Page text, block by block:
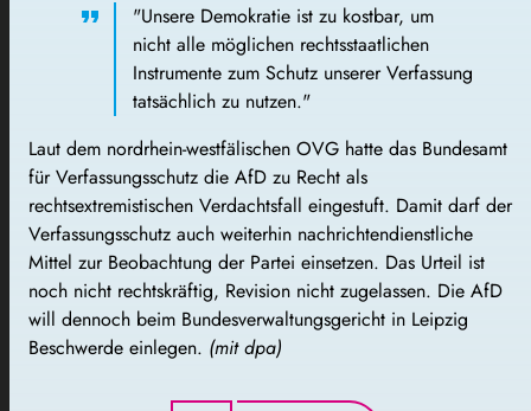
"Unsere Demokratie ist zu kostbar, um
nicht alle möglichen rechtsstaatlichen
Instrumente zum Schutz unserer Verfassung
tatsächlich zu nutzen."
Laut dem nordrhein-westfälischen OVG hatte das Bundesamt
für Verfassungsschutz die AfD zu Recht als
rechtsextremistischen Verdachtsfall eingestuft. Damit darf der
Verfassungsschutz auch weiterhin nachrichtendienstliche
Mittel zur Beobachtung der Partei einsetzen. Das Urteil ist
noch nicht rechtskräftig, Revision nicht zugelassen. Die AfD
will dennoch beim Bundesverwaltungsgericht in Leipzig
Beschwerde einlegen. (mit dpa)